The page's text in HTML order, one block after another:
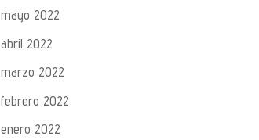
mayo 2022
abril 2022
marzo 2022
febrero 2022
enero 2022